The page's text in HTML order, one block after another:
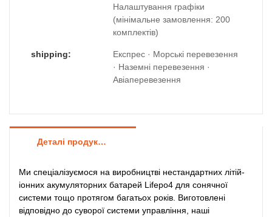
Налаштування графіки
(мінімальне замовлення: 200
комплектів)
shipping:
Експрес · Морські перевезення
· Наземні перевезення ·
Авіаперевезення
Деталі продуктів
Ми спеціалізуємося на виробництві нестандартних літій-
іонних акумуляторних батарей Lifepo4 для сонячної
системи тощо протягом багатьох років. Виготовлені
відповідно до суворої системи управління, наші